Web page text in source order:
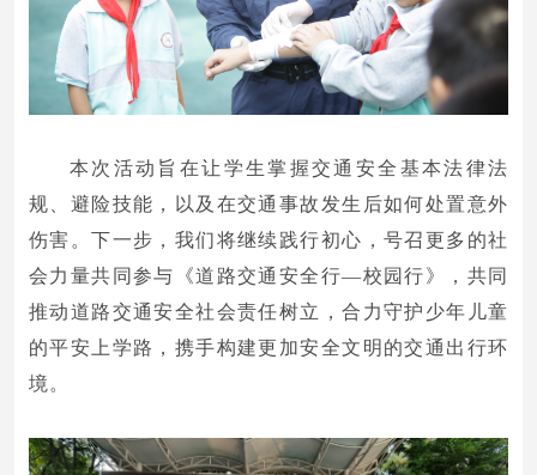
本次活动旨在让学生掌握交通安全基本法律法
规、避险技能，以及在交通事故发生后如何处置意外
伤害。下一步，我们将继续践行初心，号召更多的社
会力量共同参与《道路交通安全行—校园行》，共同
推动道路交通安全社会责任树立，合力守护少年儿童
的平安上学路，携手构建更加安全文明的交通出行环
境。